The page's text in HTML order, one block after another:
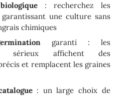
: recherchez les
une culture sans
chimiques
garanti : les
sérieux affichent des
et remplacent les graines
: un large choix de